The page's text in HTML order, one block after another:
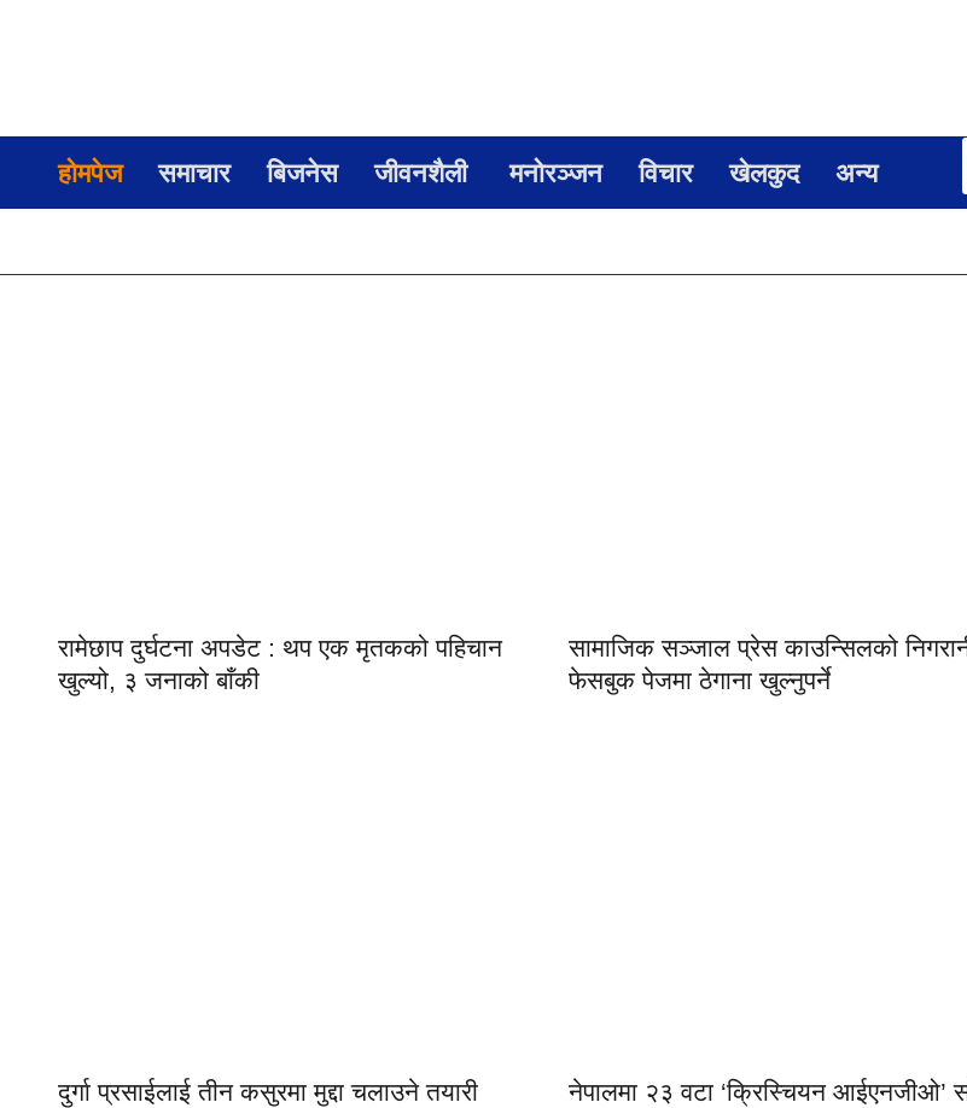
होमपेज समाचार बिजनेस जीवनशैली मनोरञ्जन विचार खेलकुद अन्य
रामेछाप दुर्घटना अपडेट : थप एक मृतकको पहिचान
खुल्यो, ३ जनाको बाँकी
सामाजिक सञ्जाल प्रेस काउन्सिलको
फेसबुक पेजमा ठेगाना खुल्नुपर्ने
दुर्गा प्रसाईलाई तीन कसुरमा मुद्दा चलाउने तयारी
नेपालमा २३ वटा ‘क्रिस्चियन आईएनजीओ’